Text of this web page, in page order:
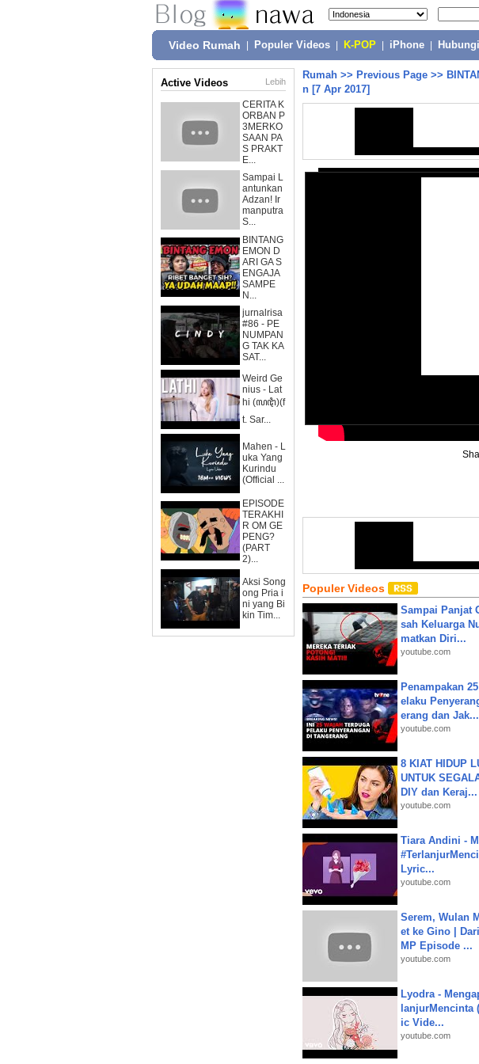
Video Rumah Populer Videos K-POP iPhone
Active Videos Lebih
CERITA K
ORBAN P
3MERKO
SAAN PA
S PRAKT
E...
Sampai L
antunkan
Adzan! Ir
manputra
S...
BINTANG
EMON D
ARI GA S
ENGAJA
SAMPE
N...
jurnalrisa
#86 - PE
NUMPAN
G TAK KA
SAT...
Weird Ge
nius - Lat
hi (ꦭꦛꦶ)(f
t. Sar...
Mahen - L
uka Yang
Kurindu
(Official ...
EPISODE
TERAKHI
R OM GE
PENG?
(PART
2)...
Aksi Song
ong Pria i
ni yang Bi
kin Tim...
Rumah >> Previous Page >>
n [7 Apr 2017]
Populer Videos
Sampai Panjat
sah Keluarga
matkan Diri...
youtube.com
Penampakan
elaku
erang dan Jak...
youtube.com
8 KIAT HIDUP
UNTUK
DIY dan Keraj...
youtube.com
Tiara Andini -
Lyric...
youtube.com
Serem, Wulan
et ke Gino |
MP Episode ...
youtube.com
Lyodra -
lanjurMencinta
ic Vide...
youtube.com